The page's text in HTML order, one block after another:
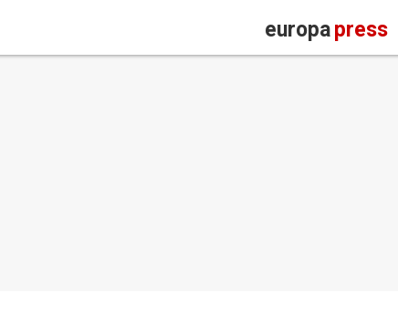
europapress